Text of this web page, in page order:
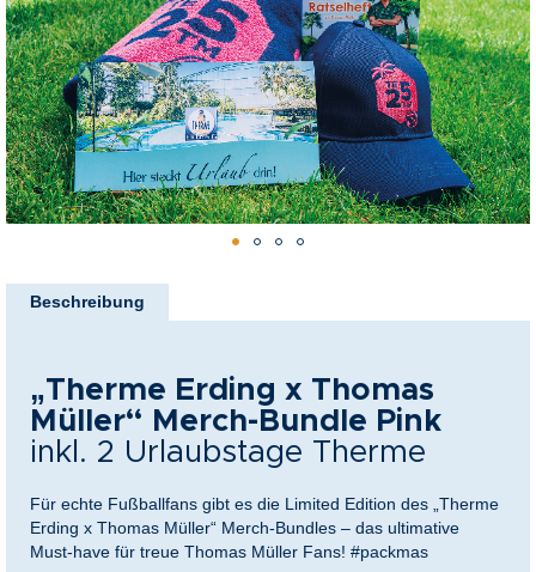
Bildergalerie
springen
Anfang
Beschreibung
„Therme Erding x Thomas
Müller“ Merch-Bundle Pink
inkl. 2 Urlaubstage Therme
Für echte Fußballfans gibt es die Limited Edition des „Therme
Erding x Thomas Müller“ Merch-Bundles – das ultimative
Must-have für treue Thomas Müller Fans! #packmas
für Paare
für Familien